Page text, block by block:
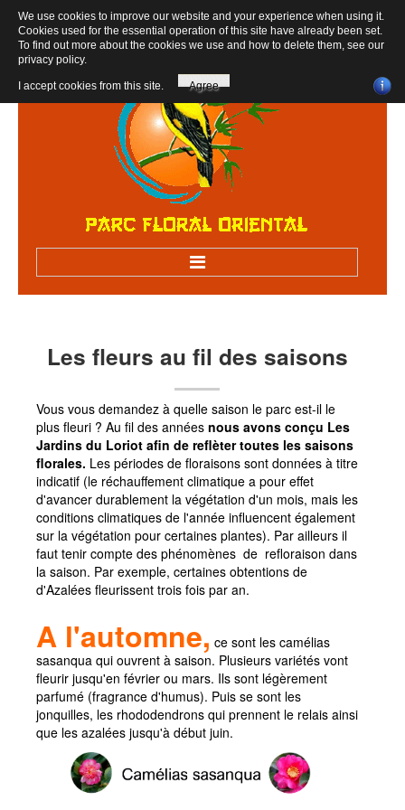
Evénementiels
Rechercher dans le site
Accès intranet
Vie associative - Charte
Horaires, prix...
Tarif général
Informations pratiques
Jours d'ouverture et horaires 2026
La Boutique souvenirs
Événements
Pépinière
Bien choisir ses bambous
Les fleurs au fil des saisons
Vous vous demandez à quelle saison le parc est-il le
plus fleuri ? Au fil des années nous avons conçu Les
Jardins du Loriot afin de reflèter toutes les saisons
florales. Les périodes de floraisons sont données à titre
indicatif (le réchauffement climatique a pour effet
d'avancer durablement la végétation d'un mois, mais les
conditions climatiques de l'année influencent également
sur la végétation pour certaines plantes). Par ailleurs il
faut tenir compte des phénomènes de refloraison dans
la saison. Par exemple, certaines obtentions de
d'Azalées fleurissent trois fois par an.
A l'automne, ce sont les camélias
sasanqua qui ouvrent à saison. Plusieurs variétés vont
fleurir jusqu'en février ou mars. Ils sont légèrement
parfumé (fragrance d'humus). Puis se sont les
jonquilles, les rhododendrons qui prennent le relais ainsi
que les azalées jusqu'à début juin.
We use cookies to improve our website and your experience when using it.
Cookies used for the essential operation of this site have already been set.
To find out more about the cookies we use and how to delete them, see our
privacy policy.
I accept cookies from this site. Agree